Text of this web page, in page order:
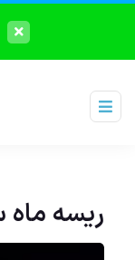
ریسه ماه